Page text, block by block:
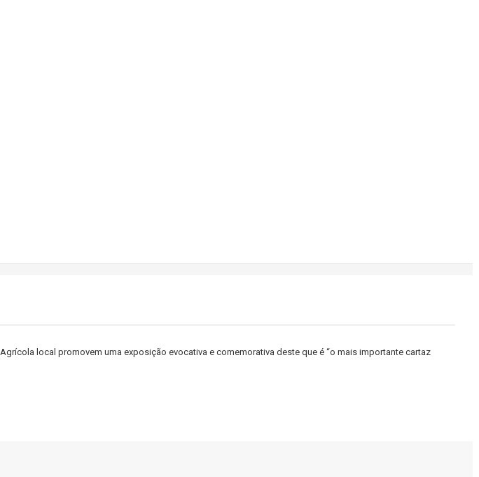
local promovem uma exposição evocativa e comemorativa deste que é “o mais importante cartaz